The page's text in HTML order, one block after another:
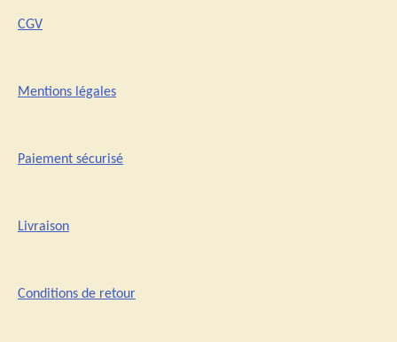
CGV
Mentions légales
Paiement sécurisé
Livraison
Conditions de retour